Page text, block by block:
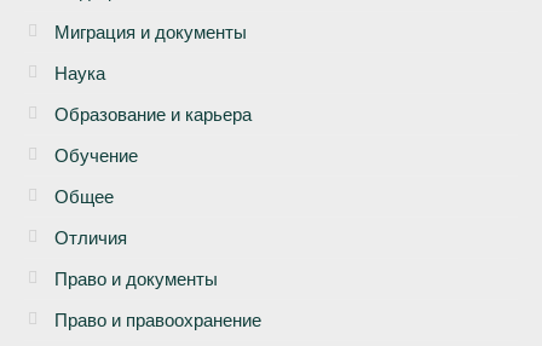
Миграция и документы
Наука
Образование и карьера
Обучение
Общее
Отличия
Право и документы
Право и правоохранение